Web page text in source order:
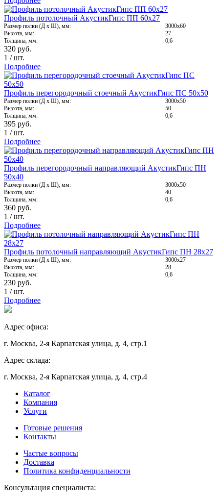
Профиль потолочный АкустикГипс ПП 60х27
Размер полки (Д х Ш), мм:
3000х60
Высота, мм:
27
Толщина, мм:
0,6
320 руб.
1 /шт.
Подробнее
Профиль перегородочный стоечный АкустикГипс ПС 50х50
Размер полки (Д х Ш), мм:
3000х50
Высота, мм:
50
Толщина, мм:
0,6
395 руб.
1 /шт.
Подробнее
Профиль перегородочный направляющий АкустикГипс ПН
50х40
Размер полки (Д х Ш), мм:
3000х50
Высота, мм:
40
Толщина, мм:
0,6
360 руб.
1 /шт.
Подробнее
Профиль потолочный направляющий АкустикГипс ПН 28х27
Размер полки (Д х Ш), мм:
3000х27
Высота, мм:
28
Толщина, мм:
0,6
230 руб.
1 /шт.
Подробнее
Адрес офиса:
г. Москва, 2-я Карпатская улица, д. 4, стр.1
Адрес склада:
г. Москва, 2-я Карпатская улица, д. 4, стр.4
Каталог
Компания
Услуги
Готовые решения
Контакты
Частые вопросы
Доставка
Политика конфиденциальности
Консультация специалиста: